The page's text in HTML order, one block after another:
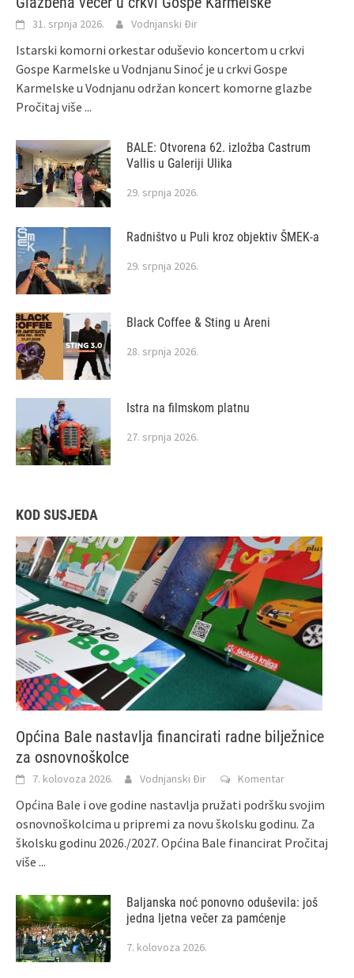
31. srpnja 2026. Vodnjanski Đir
Istarski komorni orkestar oduševio koncertom u crkvi
Gospe Karmelske u Vodnjanu Sinoć je u crkvi Gospe
Karmelske u Vodnjanu održan koncert komorne glazbe
Pročitaj više ...
BALE: Otvorena 62. izložba Castrum
Vallis u Galeriji Ulika
29. srpnja 2026.
Radništvo u Puli kroz objektiv ŠMEK‑a
29. srpnja 2026.
Black Coffee & Sting u Areni
28. srpnja 2026.
Istra na filmskom platnu
27. srpnja 2026.
KOD SUSJEDA
Općina Bale nastavlja financirati radne bilježnice
za osnovnoškolce
7. kolovoza 2026. Vodnjanski Đir Komentar
Općina Bale i ove godine nastavlja pružati podršku svojim
osnovnoškolcima u pripremi za novu školsku godinu. Za
školsku godinu 2026./2027. Općina Bale financirat Pročitaj
više ...
Baljanska noć ponovno oduševila: još
jedna ljetna večer za pamćenje
7. kolovoza 2026.